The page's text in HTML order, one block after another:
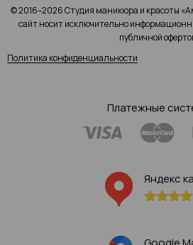
© 2016–2026 Студия маникюра и красоты
сайт носит исключительно
публичной
Политика конфиденциальности
Платежные
Яндекс